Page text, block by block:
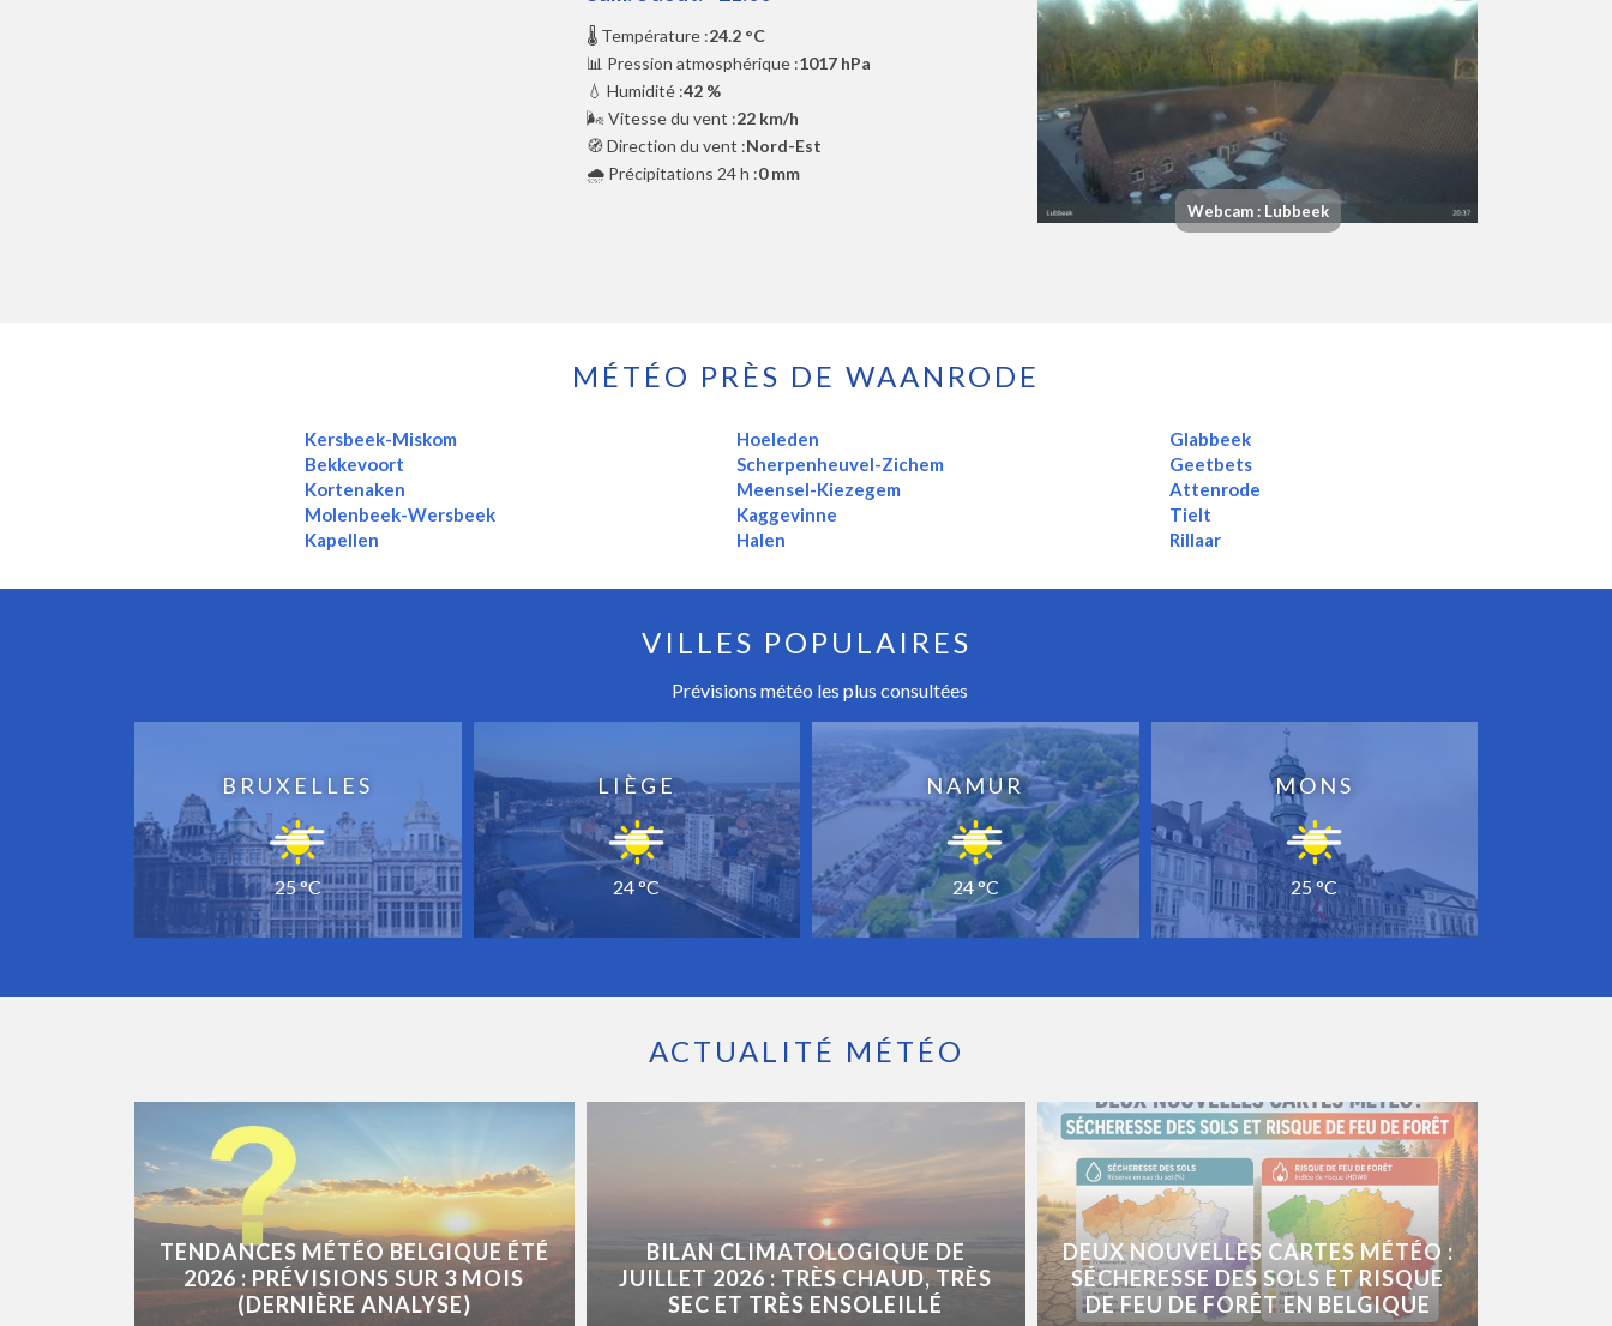
🌡️ Température :24.2 °C
📊 Pression atmosphérique :1017 hPa
💧 Humidité :42 %
🌬️ Vitesse du vent :22 km/h
🧭 Direction du vent :Nord-Est
🌧️ Précipitations 24 h :0 mm
Webcam : Lubbeek
MÉTÉO PRÈS DE WAANRODE
Kersbeek-Miskom
Bekkevoort
Kortenaken
Molenbeek-Wersbeek
Kapellen
Hoeleden
Scherpenheuvel-Zichem
Meensel-Kiezegem
Kaggevinne
Halen
Glabbeek
Geetbets
Attenrode
Tielt
Rillaar
VILLES POPULAIRES
Prévisions météo les plus consultées
BRUXELLES
25 °C
LIÈGE
24 °C
NAMUR
24 °C
MONS
25 °C
ACTUALITÉ MÉTÉO
TENDANCES MÉTÉO BELGIQUE ÉTÉ
2026 : PRÉVISIONS SUR 3 MOIS
(DERNIÈRE ANALYSE)
BILAN CLIMATOLOGIQUE DE
JUILLET 2026 : TRÈS CHAUD, TRÈS
SEC ET TRÈS ENSOLEILLÉ
DEUX NOUVELLES CARTES MÉTÉO :
SÉCHERESSE DES SOLS ET RISQUE
DE FEU DE FORÊT EN BELGIQUE